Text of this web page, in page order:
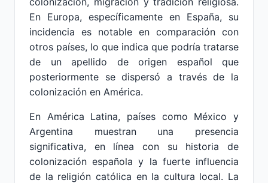
En Europa, específicamente en España, su
incidencia es notable en comparación con
otros países, lo que indica que podría tratarse
de un apellido de origen español que
posteriormente se dispersó a través de la
colonización en América.
En América Latina, países como México y
Argentina muestran una presencia
significativa, en línea con su historia de
colonización española y la fuerte influencia
de la religión católica en la cultura local. La